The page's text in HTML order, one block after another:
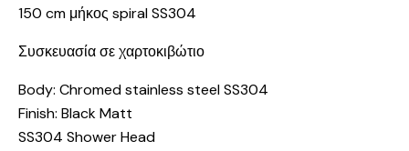
150 cm μήκος spiral SS304
Συσκευασία σε χαρτοκιβώτιο
Body: Chromed stainless steel SS304
Finish: Black Matt
SS304 Shower Head